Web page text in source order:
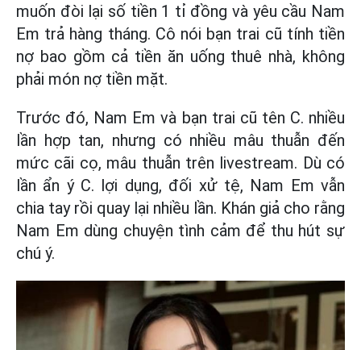
muốn đòi lại số tiền 1 tỉ đồng và yêu cầu Nam
Em trả hàng tháng. Cô nói bạn trai cũ tính tiền
nợ bao gồm cả tiền ăn uống thuê nhà, không
phải món nợ tiền mặt.
Trước đó, Nam Em và bạn trai cũ tên C. nhiều
lần hợp tan, nhưng có nhiều mâu thuẫn đến
mức cãi cọ, mâu thuẫn trên livestream. Dù có
lần ẩn ý C. lợi dụng, đối xử tệ, Nam Em vẫn
chia tay rồi quay lại nhiều lần. Khán giả cho rằng
Nam Em dùng chuyện tình cảm để thu hút sự
chú ý.